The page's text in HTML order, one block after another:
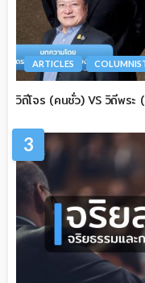
ARTICLES
วิถีโจร (คนชั่ว) VS วิถีพระ
3